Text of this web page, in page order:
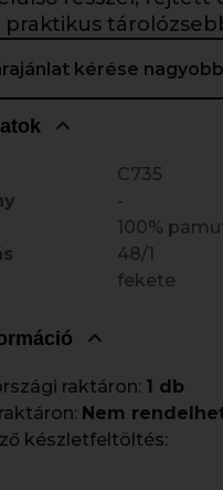
praktikus
kérése
C735
-
100%
48/1
fekete
raktáron: 1 db
Nem
készletfeltöltés: